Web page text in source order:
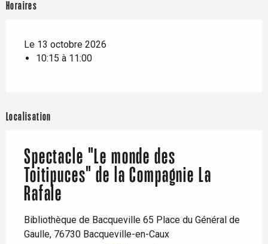
Horaires
Le 13 octobre 2026
10:15 à 11:00
Localisation
Spectacle "Le monde des
Toitipuces" de la Compagnie La
Rafale
Bibliothèque de Bacqueville 65 Place du Général de
Gaulle, 76730 Bacqueville-en-Caux